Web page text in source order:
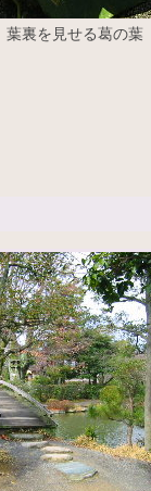
葉裏を見せる葛の葉